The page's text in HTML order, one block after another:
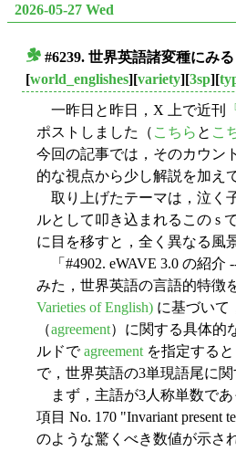
2026-05-27 Wed
#6239. 世界英語諸変種にみ
[world_englishes][variety][3sp][
一昨日と昨日，X 上で近刊
ポストしました（ こちら と こ
今回の記事では，そのカウン
的な視点から少し解説を加え
取り上げたテーマは，泣く
ルとして叩き込まれるこの s
に目を移すと，全く異なる風
「#4902. eWAVE 3.0 の紹介
みた，世界英語の言語的特徴
Varieties of English) に基づいて
（agreement）に関する具体的
ルドでagreement を指定する
で，世界英語の3単現語尾に
まず，主語が3人称単数であ
項目 No. 170 "Invariant present
のような驚くべき数値が示さ